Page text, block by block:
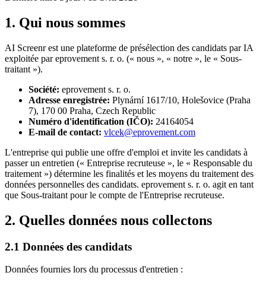
1. Qui nous sommes
AI Screenr est une plateforme de présélection des candidats par IA
exploitée par eprovement s. r. o. (« nous », « notre », le « Sous-
traitant »).
Société: eprovement s. r. o.
Adresse enregistrée: Plynární 1617/10, Holešovice (Praha
7), 170 00 Praha, Czech Republic
Numéro d'identification (IČO): 24164054
E-mail de contact: vlcek@eprovement.com
L'entreprise qui publie une offre d'emploi et invite les candidats à
passer un entretien (« Entreprise recruteuse », le « Responsable du
traitement ») détermine les finalités et les moyens du traitement des
données personnelles des candidats. eprovement s. r. o. agit en tant
que Sous-traitant pour le compte de l'Entreprise recruteuse.
2. Quelles données nous collectons
2.1 Données des candidats
Données fournies lors du processus d'entretien :